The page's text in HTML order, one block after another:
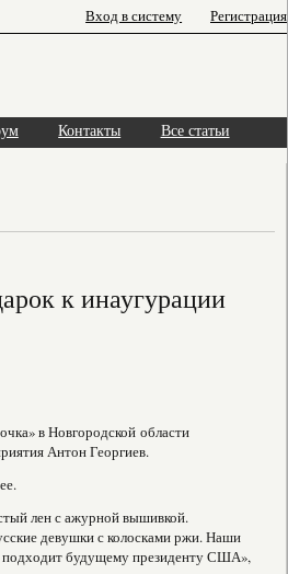
Вход в систему Регистрация
Контакты Все статьи
к инаугурации
в Новгородской области
Антон Георгиев.
лен с ажурной вышивкой.
девушки с колосками ржи. Наши
подходит будущему президенту США»,